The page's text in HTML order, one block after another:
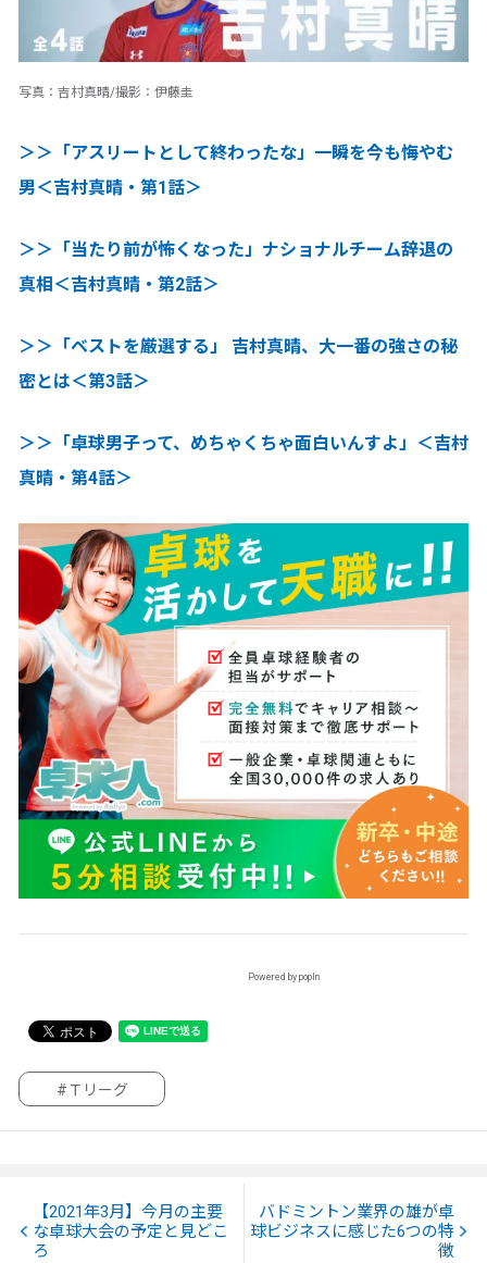
写真：吉村真晴/撮影：伊藤圭
＞＞「アスリートとして終わったな」一瞬を今も悔やむ
男＜吉村真晴・第1話＞
＞＞「当たり前が怖くなった」ナショナルチーム辞退の
真相＜吉村真晴・第2話＞
＞＞「ベストを厳選する」 吉村真晴、大一番の強さの秘
密とは＜第3話＞
＞＞「卓球男子って、めちゃくちゃ面白いんすよ」＜吉村
真晴・第4話＞
Powered by popIn
#Ｔリーグ
【2021年3月】今月の主要
な卓球大会の予定と見どこ
ろ
バドミントン業界の雄が卓
球ビジネスに感じた6つの特
徴